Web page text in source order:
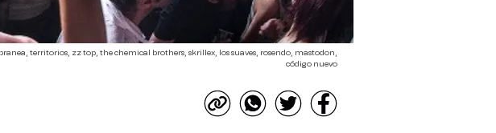
territorios, zz top, the chemical brothers, skrillex, los suaves, rosendo, mastodon,
código nuevo